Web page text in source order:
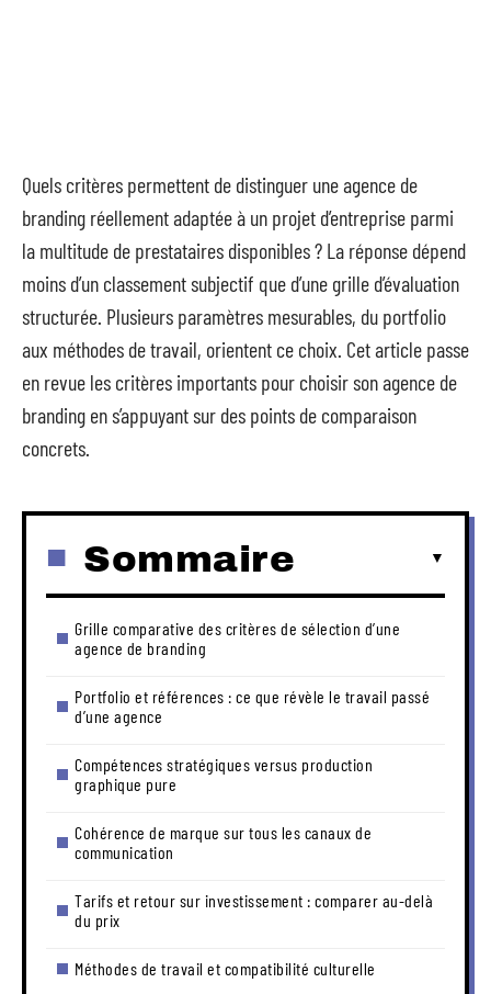
Quels critères permettent de distinguer une agence de
branding réellement adaptée à un projet d’entreprise parmi
la multitude de prestataires disponibles ? La réponse dépend
moins d’un classement subjectif que d’une grille d’évaluation
structurée. Plusieurs paramètres mesurables, du portfolio
aux méthodes de travail, orientent ce choix. Cet article passe
en revue les critères importants pour choisir son agence de
branding en s’appuyant sur des points de comparaison
concrets.
Sommaire
Grille comparative des critères de sélection d’une
agence de branding
Portfolio et références : ce que révèle le travail passé
d’une agence
Compétences stratégiques versus production
graphique pure
Cohérence de marque sur tous les canaux de
communication
Tarifs et retour sur investissement : comparer au-delà
du prix
Méthodes de travail et compatibilité culturelle